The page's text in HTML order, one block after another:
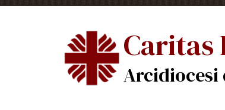
Skip
Caritas
Arcidiocesi